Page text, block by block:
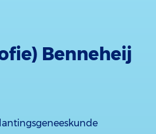
Benneheij